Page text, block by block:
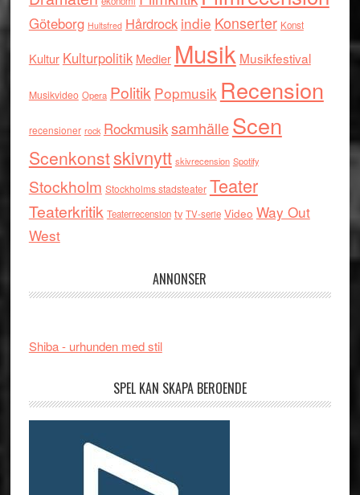
Göteborg Hultsfred Hårdrock indie Konserter Konst
Kultur Kulturpolitik Medier Musik Musikfestival
Musikvideo Opera Politik Popmusik Recension
recensioner rock RockmusiksamhälleScen
Scenkonstskivnytt skivrecension Spotify
Stockholm Stockholms stadsteater Teater
Teaterkritik Teaterrecension tv TV-serie Video Way Out
West
ANNONSER
Shiba - urhunden med stil
SPEL KAN SKAPA BEROENDE